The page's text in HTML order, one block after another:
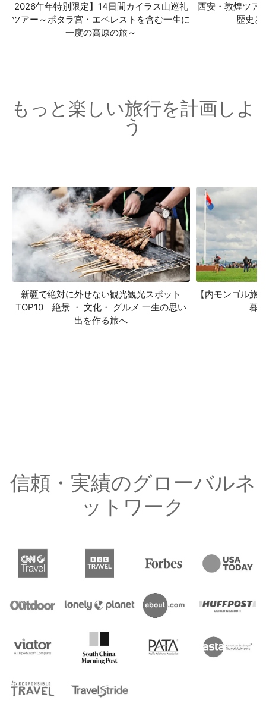
2026午年特別限定】14日間カイラス山巡礼
ツアー～ポタラ宮・エベレストを含む一生に
一度の高原の旅～
西安・敦煌ツア
歴史と
もっと楽しい旅行を計画しよ
う
新疆で絶対に外せない観光観光スポット
TOP10｜絶景 ・ 文化・ グルメ 一生の思い
出を作る旅へ
【内モンゴル旅
暮
信頼・実績のグローバルネ
ットワーク